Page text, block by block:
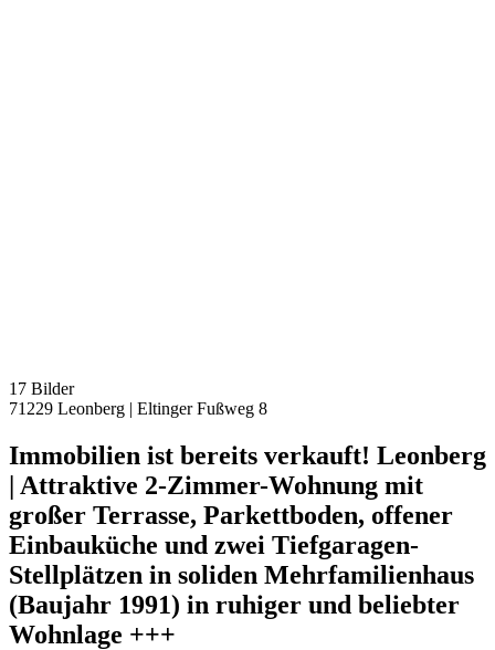
17 Bilder
71229 Leonberg | Eltinger Fußweg 8
Immobilien ist bereits verkauft! Leonberg
| Attraktive 2-Zimmer-Wohnung mit
großer Terrasse, Parkettboden, offener
Einbauküche und zwei Tiefgaragen-
Stellplätzen in soliden Mehrfamilienhaus
(Baujahr 1991) in ruhiger und beliebter
Wohnlage +++